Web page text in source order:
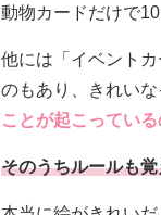
動物カードだけで
他には「イベント
のもあり、きれい
ことが起こってい
そのうちルールも